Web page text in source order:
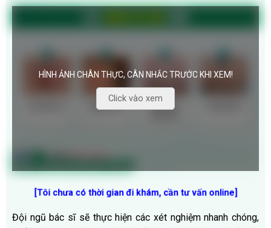
HÌNH ẢNH CHÂN THỰC, CÂN NHẮC TRƯỚC KHI XEM!
Click vào xem
[Tôi chưa có thời gian đi khám, cần tư vấn online]
Đội ngũ bác sĩ sẽ thực hiện các xét nghiệm nhanh chóng,